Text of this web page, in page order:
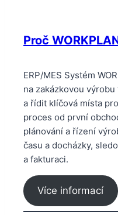
Proč
ERP/MES Systém
na zakázkovou
a řídit klíčová místa
proces od první
plánování a řízení
času a docházky,
a fakturaci.
Více informací